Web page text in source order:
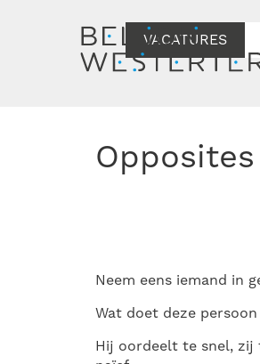
VACATURES
Neem eens iemand in
Wat doet deze
Hij oordeelt te snel, zij